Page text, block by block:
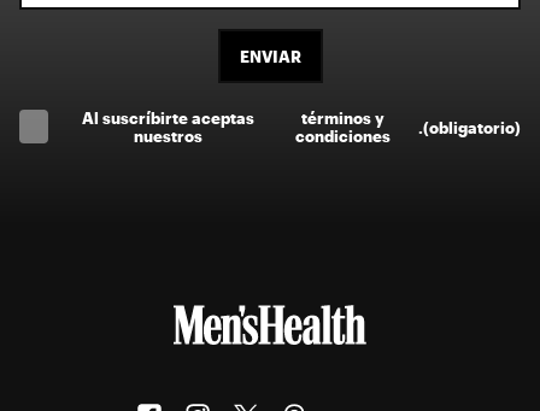
ENVIAR
Al suscríbirte aceptas
nuestros
términos y
condiciones
(obligatorio)